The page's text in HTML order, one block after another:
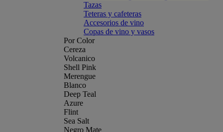
Tazas
Teteras y cafeteras
Accesorios de vino
Copas de vino y vasos
Por Color
Cereza
Volcanico
Shell Pink
Merengue
Blanco
Deep Teal
Azure
Flint
Sea Salt
Negro Mate